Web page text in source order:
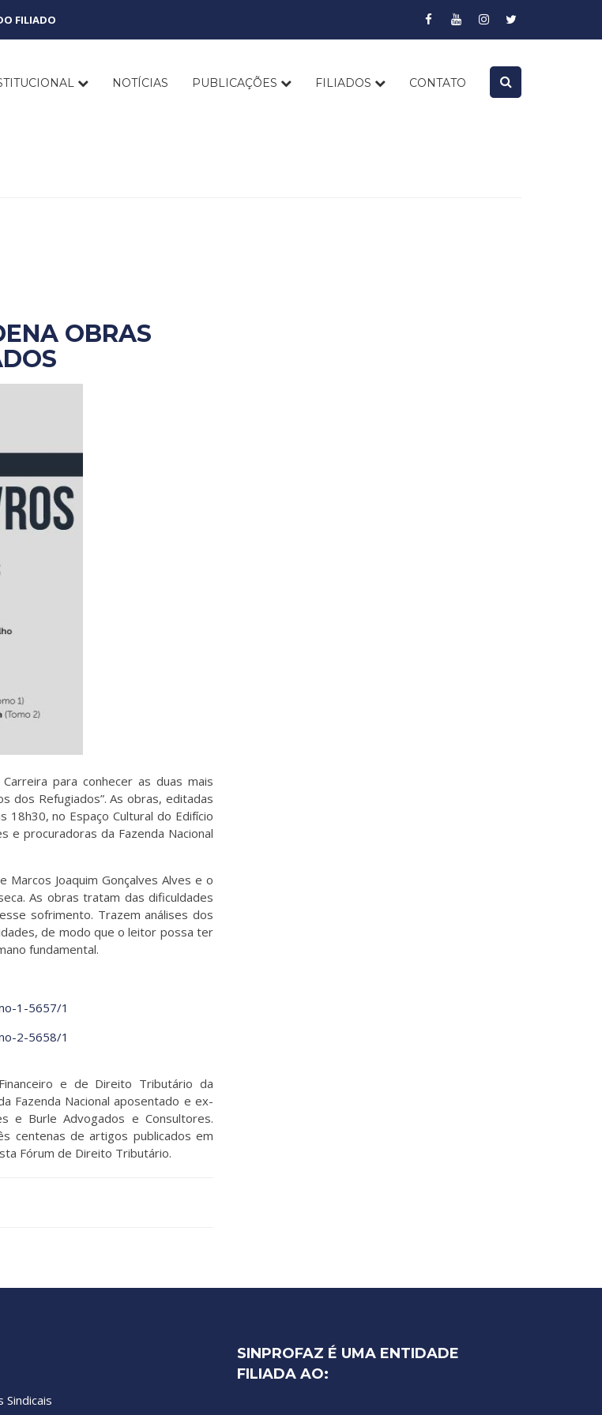
FILIADO
NOTÍCIAS PUBLICAÇÕES FILIADOS CONTATO
OBRAS
para conhecer as duas mais
dos Refugiados”. As obras, editadas
no Espaço Cultural do Edifício
e procuradoras da Fazenda Nacional
Joaquim Gonçalves Alves e o
As obras tratam das dificuldades
sofrimento. Trazem análises dos
de modo que o leitor possa ter
fundamental.
1-5657/1
2-5658/1
e de Direito Tributário da
Fazenda Nacional aposentado e ex-
e Burle Advogados e Consultores.
centenas de artigos publicados em
Fórum de Direito Tributário.
Sindicais
SINPROFAZ É UMA ENTIDADE
FILIADA AO: